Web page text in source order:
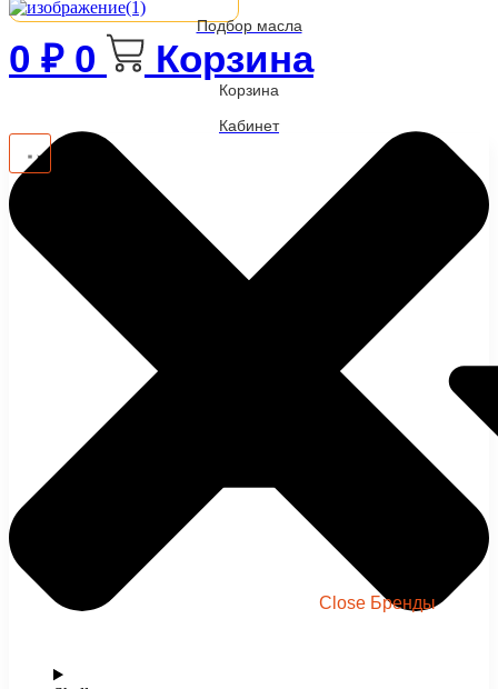
Подбор масла
0 ₽ 0 Корзина
Корзина
Кабинет
Close Бренды